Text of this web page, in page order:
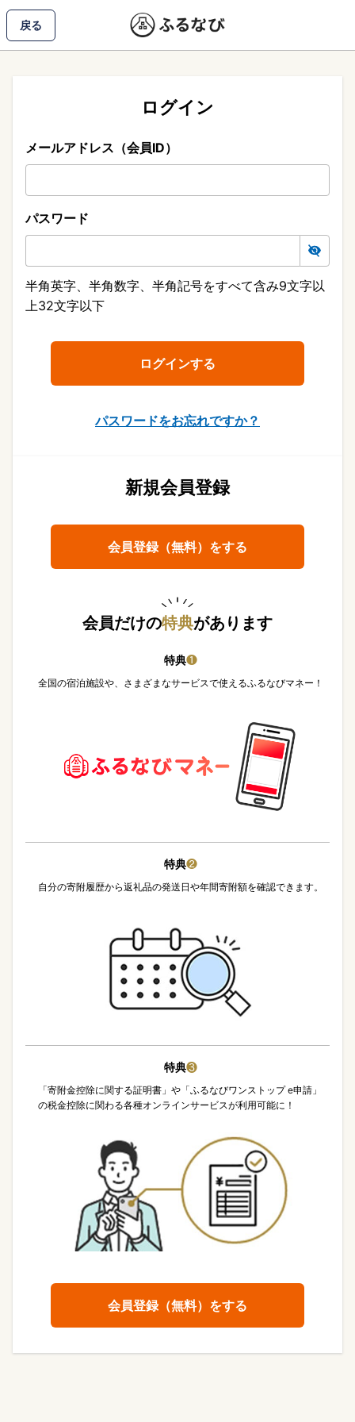
戻る
ログイン
メールアドレス（会員ID）
パスワード
半角英字、半角数字、半角記号をすべて含み9文字以
上32文字以下
パスワードをお忘れですか？
新規会員登録
会員登録（無料）をする
会員だけの特典があります
特典❶
全国の宿泊施設や、さまざまなサービスで使えるふるなびマネー！
特典❷
自分の寄附履歴から返礼品の発送日や年間寄附額を確認できます。
特典❸
「寄附金控除に関する証明書」や「ふるなびワンストップ e申請」
の税金控除に関わる各種オンラインサービスが利用可能に！
会員登録（無料）をする